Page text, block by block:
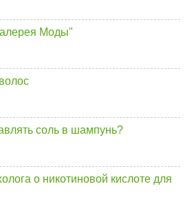
Моды"
соль в шампунь?
о никотиновой кислоте для